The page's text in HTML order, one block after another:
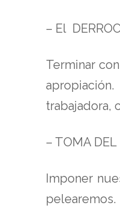
– El
Terminar
trabajadora,
– TOMA
Imponer